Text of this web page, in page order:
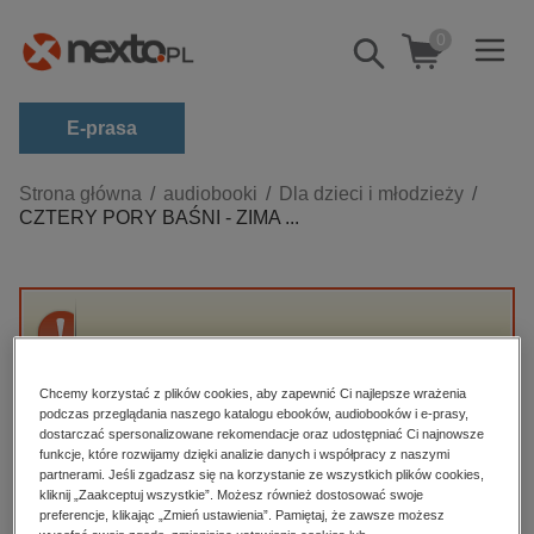
Pokaż/schowaj
wyszukiwarkę
0
E-prasa
Kategorie
Zobacz wszystkie E-prasa
budownictwo, aranżacja wnętrz
dzienniki
edukacja
hobby, sport, rozrywka
komputery, internet, technologie, informatyka
Strona główna audiobooki
Dla dzieci i młodzieży
CZTERY PORY BAŚNI - ZIMA ...
Przepraszamy, ale produkt „CZTERY PORY
High-contrast mode
Polecane
Chcemy korzystać z plików cookies, aby zapewnić Ci najlepsze wrażenia
podczas przeglądania naszego katalogu ebooków, audiobooków i e-prasy,
dostarczać spersonalizowane rekomendacje oraz udostępniać Ci najnowsze
funkcje, które rozwijamy dzięki analizie danych i współpracy z naszymi
partnerami. Jeśli zgadzasz się na korzystanie ze wszystkich plików cookies,
kliknij „Zaakceptuj wszystkie”. Możesz również dostosować swoje
preferencje, klikając „Zmień ustawienia”. Pamiętaj, że zawsze możesz